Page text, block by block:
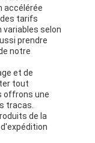
accélérée
tarifs
variables selon
prendre
notre
et de
tout
offrons une
tracas.
de la